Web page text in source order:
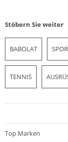
Stöbern Sie weiter
BABOLAT
TENNIS
Top Marken